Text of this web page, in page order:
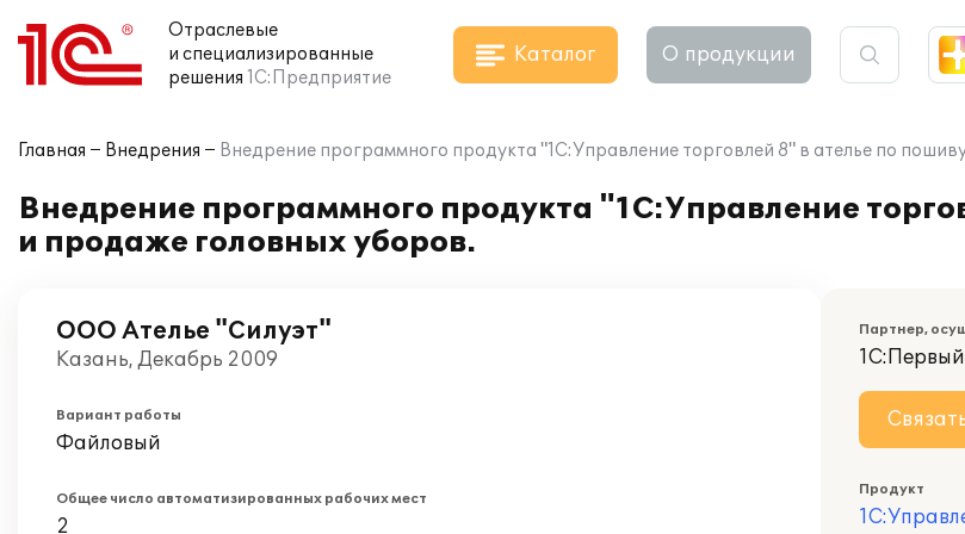
Отраслевые
и специализированные
решения 1С:Предприятие
Каталог О продукции
Главная Внедрения Внедрение программного продукта "1С:Управление торговлей 8" в ателье по
Внедрение программного продукта "1С:Управление
и продаже головных уборов.
ООО Ателье "Силуэт"
Казань, Декабрь 2009
Вариант работы
Файловый
Общее число автоматизированных рабочих мест
2
Партнер,
Продукт